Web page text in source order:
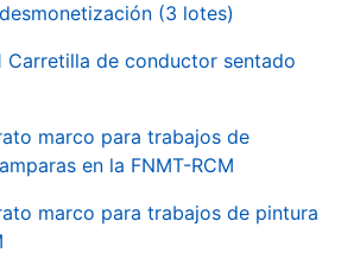
(3 lotes)
Carretilla de conductor sentado
marco para trabajos de
en la FNMT-RCM
marco para trabajos de pintura